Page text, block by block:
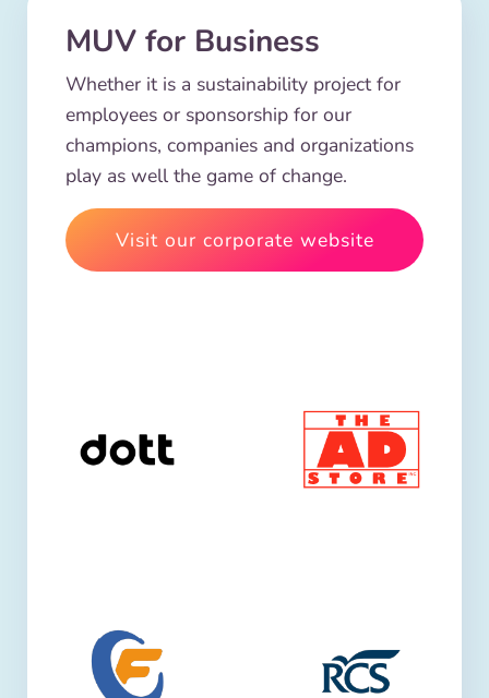
MUV for Business
Whether it is a sustainability project for
employees or sponsorship for our
champions, companies and organizations
play as well the game of change.
Visit our corporate website